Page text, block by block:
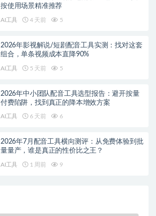
按使用场景精准推荐
AI工具 4 天前 5
2026年影视解说/短剧配音工具实测：找对这套
组合，单条视频成本直降90%
AI工具 5 天前 5
2026年中小团队配音工具选型报告：避开按量
付费陷阱，找到真正的降本增效方案
AI工具 6 天前 6
2026年7月配音工具横向测评：从免费体验到批
量量产，谁是真正的性价比之王？
AI工具 1 周前 9